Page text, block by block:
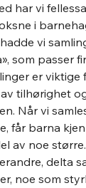
har vi
i
vi
som passer
er viktige
tilhørighet
Når vi
får barna
av noe
delta
noe som